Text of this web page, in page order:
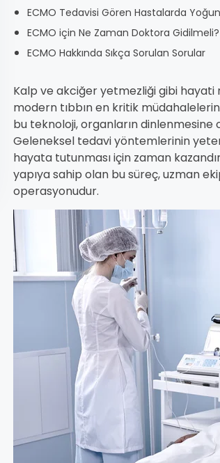
ECMO Tedavisi Gören Hastalarda
ECMO için Ne Zaman Doktora Gidilmeli?
ECMO Hakkında Sıkça Sorulan Sorular
Kalp ve akciğer yetmezliği gibi hayati
modern tıbbın en kritik
bu teknoloji, organların dinlenmesine
Geleneksel tedavi yöntemlerinin
hayata tutunması için zaman
yapıya sahip olan bu süreç, uzman
operasyonudur.